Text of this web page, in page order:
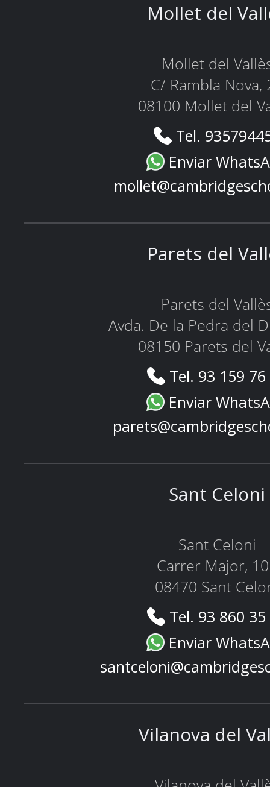
Mollet del
Mollet del
C/ Rambla Nova,
08100 Mollet del
Tel.
Enviar
Parets del
Parets del
Avda. De la Pedra del
08150 Parets del
Tel. 93 159
Enviar
Sant Celoni
Sant Celoni
Carrer Major,
08470 Sant
Tel. 93 860
Enviar
Vilanova del